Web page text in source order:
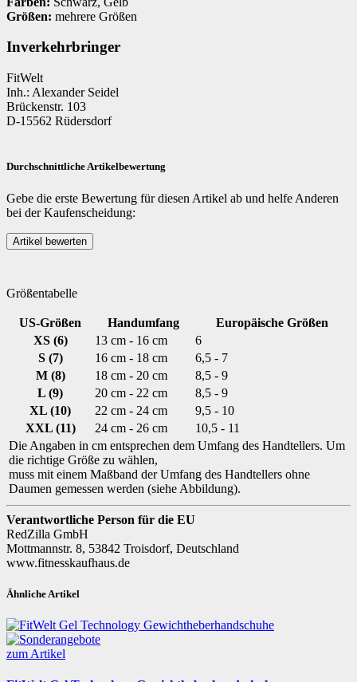
Größen: mehrere Größen
Inverkehrbringer
FitWelt
Inh.: Alexander Seidel
Brückenstr. 103
D-15562 Rüdersdorf
Durchschnittliche Artikelbewertung
Gebe die erste Bewertung für diesen Artikel ab und helfe Anderen
bei der Kaufenscheidung:
Größentabelle
US-Größen Handumfang
Europäische Größen
XS (6)
13 cm - 16 cm
6
S (7)
16 cm - 18 cm
6,5 - 7
M (8)
18 cm - 20 cm
8,5 - 9
L (9)
20 cm - 22 cm
8,5 - 9
XL (10)
22 cm - 24 cm
9,5 - 10
XXL (11)
24 cm - 26 cm
10,5 - 11
Die Angaben in cm entsprechen dem Umfang des Handtellers. Um
die richtige Größe zu wählen,
muss mit einem Maßband der Umfang des Handtellers ohne
Daumen gemessen werden (siehe Abbildung).
Verantwortliche Person für die EU
RedZilla GmbH
Mottmannstr. 8, 53842 Troisdorf, Deutschland
www.fitnesskaufhaus.de
Ähnliche Artikel
zum Artikel